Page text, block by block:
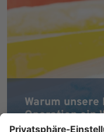
Warum
Operation ein